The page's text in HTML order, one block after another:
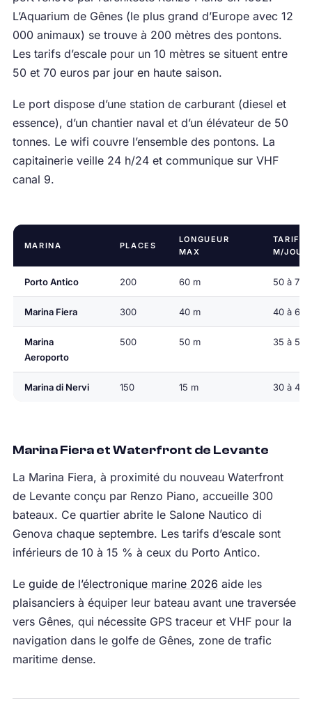
L’Aquarium de Gênes (le plus grand d’Europe avec 12
000 animaux) se trouve à 200 mètres des pontons.
Les tarifs d’escale pour un 10 mètres se situent entre
50 et 70 euros par jour en haute saison.
Le port dispose d’une station de carburant (diesel et
essence), d’un chantier naval et d’un élévateur de 50
tonnes. Le wifi couvre l’ensemble des pontons. La
capitainerie veille 24 h/24 et communique sur VHF
canal 9.
MARINA PLACES
LONGUEUR
MAX
TARIF
M/JOUR
Porto Antico 200 60 m 50 à 70
Marina Fiera 300 40 m 40 à 60
Marina
Aeroporto
500 50 m 35 à 55
Marina di Nervi 150 15 m 30 à 45
Marina Fiera et Waterfront de Levante
La Marina Fiera, à proximité du nouveau Waterfront
de Levante conçu par Renzo Piano, accueille 300
bateaux. Ce quartier abrite le Salone Nautico di
Genova chaque septembre. Les tarifs d’escale sont
inférieurs de 10 à 15 % à ceux du Porto Antico.
Le guide de l’électronique marine 2026 aide les
plaisanciers à équiper leur bateau avant une traversée
vers Gênes, qui nécessite GPS traceur et VHF pour la
navigation dans le golfe de Gênes, zone de trafic
maritime dense.